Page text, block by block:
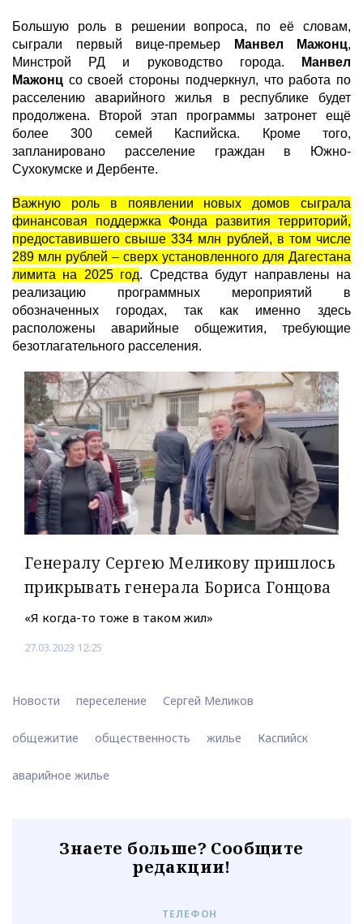
Большую роль в решении вопроса, по её словам,
сыграли первый вице-премьер
Манвел Мажонц,
Минстрой РД и руководство города.
Манвел
Мажонц со своей стороны подчеркнул, что работа по
расселению аварийного жилья в республике будет
продолжена. Второй этап программы затронет ещё
более 300 семей Каспийска. Кроме того,
запланировано расселение граждан в Южно-
Сухокумске и Дербенте.
Важную роль в появлении новых домов сыграла
финансовая поддержка Фонда развития территорий,
предоставившего свыше 334 млн рублей, в том числе
289 млн рублей – сверх установленного для Дагестана
лимита на 2025 год. Средства будут направлены на
реализацию программных мероприятий в
обозначенных городах, так как именно здесь
расположены аварийные общежития, требующие
безотлагательного расселения.
Генералу Сергею Меликову пришлось
прикрывать генерала Бориса Гонцова
«Я когда-то тоже в таком жил»
27.03.2023 12:25
Новости переселение Сергей Меликов
общежитие общественность жилье Каспийск
аварийное жилье
Знаете больше? Сообщите
редакции!
ТЕЛЕФОН